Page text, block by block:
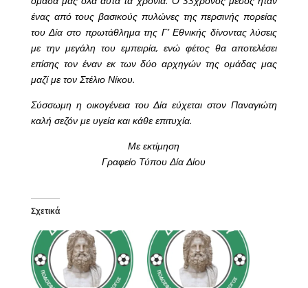
ένας από τους βασικούς πυλώνες της περσινής πορείας
του Δία στο πρωτάθλημα της Γ’ Εθνικής δίνοντας λύσεις
με την μεγάλη του εμπειρία, ενώ φέτος θα αποτελέσει
επίσης τον έναν εκ των δύο αρχηγών της ομάδας μας
μαζί με τον Στέλιο Νίκου.
Σύσσωμη η οικογένεια του Δία εύχεται στον Παναγιώτη
καλή σεζόν με υγεία και κάθε επιτυχία.
Με εκτίμηση
Γραφείο Τύπου Δία Δίου
Σχετικά